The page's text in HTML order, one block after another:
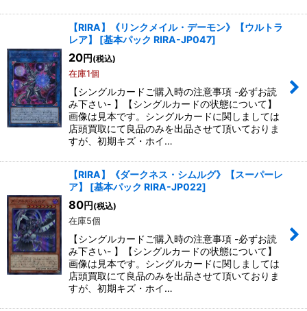
【RIRA】《リンクメイル・デーモン》【ウルトラ
レア】
[基本パック RIRA-JP047]
20円 (税込)
在庫1個
【シングルカードご購入時の注意事項 -必ずお読
み下さい- 】【シングルカードの状態について】
画像は見本です。シングルカードに関しましては
店頭買取にて良品のみを出品させて頂いておりま
すが、初期キズ・ホイ…
【RIRA】《ダークネス・シムルグ》【スーパーレ
ア】
[基本パック RIRA-JP022]
80円 (税込)
在庫5個
【シングルカードご購入時の注意事項 -必ずお読
み下さい- 】【シングルカードの状態について】
画像は見本です。シングルカードに関しましては
店頭買取にて良品のみを出品させて頂いておりま
すが、初期キズ・ホイ…